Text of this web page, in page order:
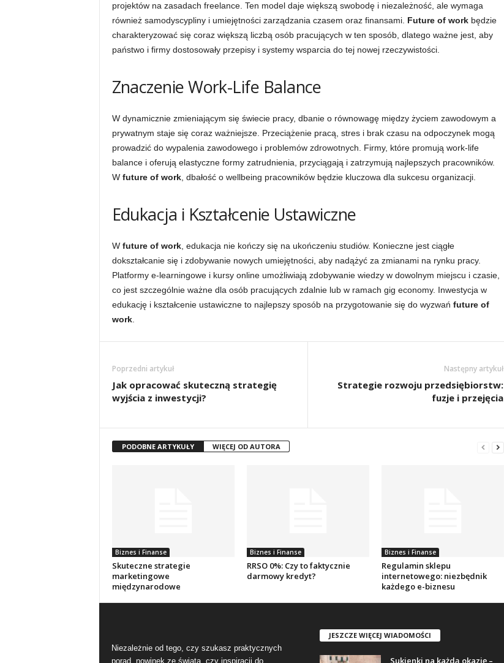
projektów na zasadach freelance. Ten model daje większą swobodę i niezależność, ale wymaga
również samodyscypliny i umiejętności zarządzania czasem oraz finansami. Future of workbędzie
charakteryzować się coraz większą liczbą osób pracujących w ten sposób, dlatego ważne jest, aby
państwo i firmy dostosowały przepisy i systemy wsparcia do tej nowej rzeczywistości.
Znaczenie Work-Life Balance
W dynamicznie zmieniającym się świecie pracy, dbanie o równowagę między życiem zawodowym a
prywatnym staje się coraz ważniejsze. Przeciążenie pracą, stres i brak czasu na odpoczynek mogą
prowadzić do wypalenia zawodowego i problemów zdrowotnych. Firmy, które promują work-life
balance i oferują elastyczne formy zatrudnienia, przyciągają i zatrzymują najlepszych pracowników.
W future of work, dbałość o wellbeing pracowników będzie kluczowa dla sukcesu organizacji.
Edukacja i Kształcenie Ustawiczne
W future of work, edukacja nie kończy się na ukończeniu studiów. Konieczne jest ciągłe
dokształcanie się i zdobywanie nowych umiejętności, aby nadążyć za zmianami na rynku pracy.
Platformy e-learningowe i kursy online umożliwiają zdobywanie wiedzy w dowolnym miejscu i czasie,
co jest szczególnie ważne dla osób pracujących zdalnie lub w ramach gig economy. Inwestycja w
edukację i kształcenie ustawiczne to najlepszy sposób na przygotowanie się do wyzwań future of
work.
Poprzedni artykuł
Jak opracować skuteczną strategię
wyjścia z inwestycji?
Następny artykuł
Strategie rozwoju przedsiębiorstw:
fuzje i przejęcia
PODOBNE ARTYKUŁY WIĘCEJ OD AUTORA
Biznes i Finanse
Skuteczne strategie
marketingowe
międzynarodowe
Biznes i Finanse
RRSO 0%: Czy to faktycznie
darmowy kredyt?
Biznes i Finanse
Regulamin sklepu
internetowego: niezbędnik
każdego e-biznesu
Niezależnie od tego, czy szukasz praktycznych
porad, nowinek ze świata, czy inspiracji do
JESZCZE WIĘCEJ WIADOMOŚCI
Sukienki na każdą okazję –